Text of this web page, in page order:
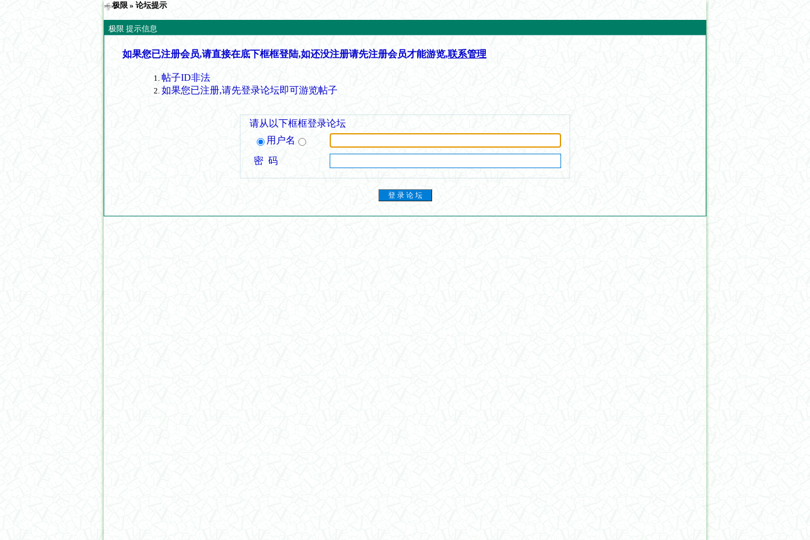
极限 » 论坛提示
极限 提示信息
如果您已注册会员,请直接在底下框框登陆,如还没注册请先注册会员才能游览,联系管理
帖子ID非法
如果您已注册,请先登录论坛即可游览帖子
请从以下框框登录论坛
用户名
密 码